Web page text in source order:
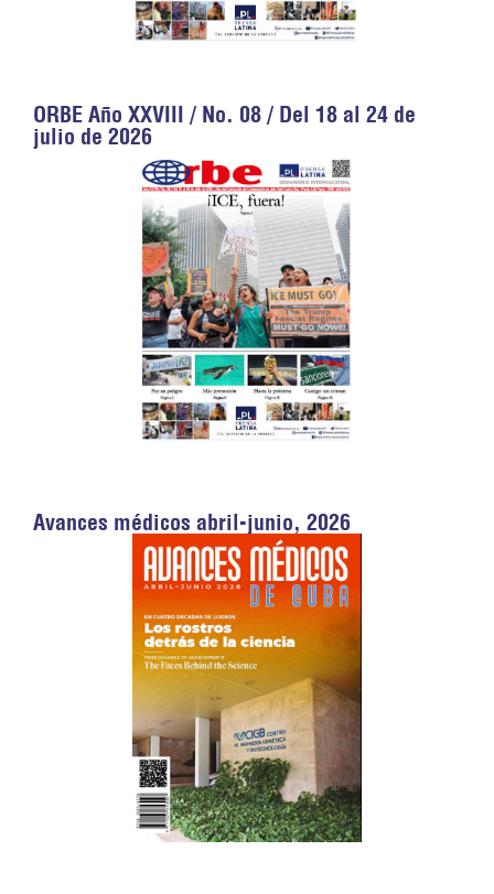
ORBE Año XXVIII / No. 08 / Del 18 al 24 de
julio de 2026
Avances médicos abril-junio, 2026